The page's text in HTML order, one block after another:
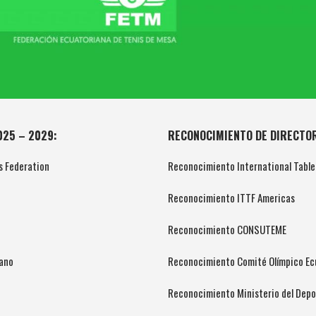
– 2029:
Federation
RECONOCIMIENTO DE
Reconocimiento International
Reconocimiento ITTF Americas
Reconocimiento CONSUTEME
Reconocimiento Comité Olímpico
Reconocimiento Ministerio del